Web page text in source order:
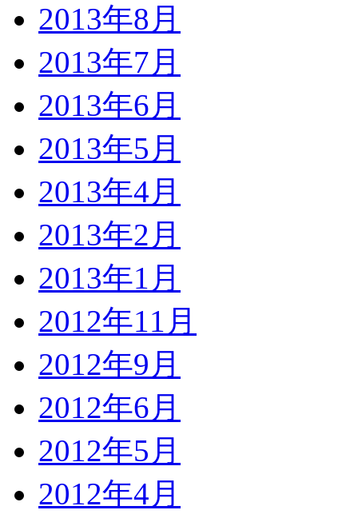
2013年8月
2013年7月
2013年6月
2013年5月
2013年4月
2013年2月
2013年1月
2012年11月
2012年9月
2012年6月
2012年5月
2012年4月